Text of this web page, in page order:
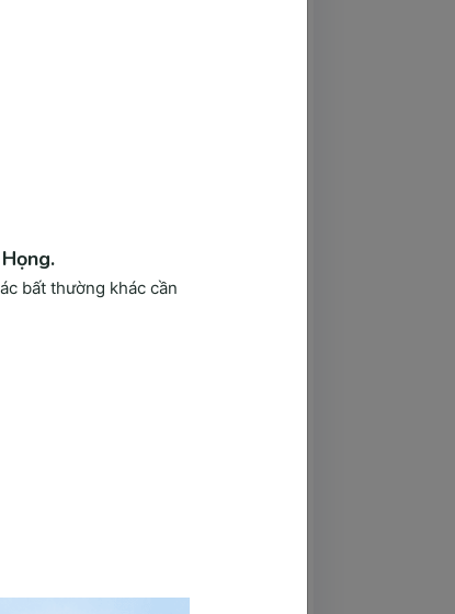
bác sĩ thu thập các thông tin
đèn soi..để có thể thực hiện
sĩ có thể đánh giá được tình
bất thường khác cần